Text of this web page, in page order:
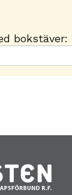
bokstäver: